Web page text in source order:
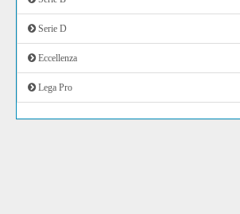
Serie D
Eccellenza
Lega Pro